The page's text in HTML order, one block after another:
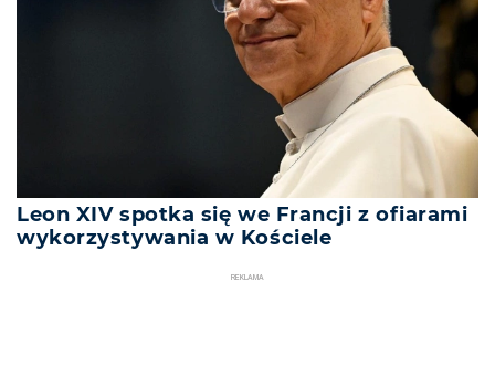
Leon XIV spotka się we Francji z ofiarami
wykorzystywania w Kościele
REKLAMA